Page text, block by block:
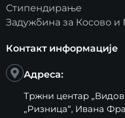
Стипендирање
Задужбина за Косово и
Контакт информације
Адреса:
Тржни центар
„Ризница“, Ивана